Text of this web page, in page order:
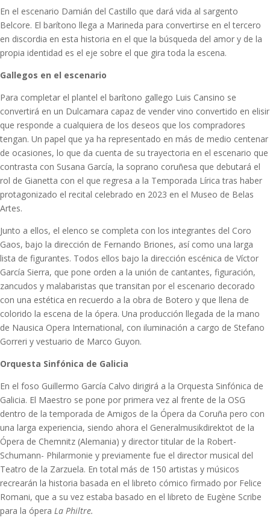
En el escenario Damián del Castillo que dará vida al sargento
Belcore. El barítono llega a Marineda para convertirse en el tercero
en discordia en esta historia en el que la búsqueda del amor y de la
propia identidad es el eje sobre el que gira toda la escena.
Gallegos en el escenario
Para completar el plantel el barítono gallego Luis Cansino se
convertirá en un Dulcamara capaz de vender vino convertido en elisir
que responde a cualquiera de los deseos que los compradores
tengan. Un papel que ya ha representado en más de medio centenar
de ocasiones, lo que da cuenta de su trayectoria en el escenario que
contrasta con Susana García, la soprano coruñesa que debutará el
rol de Gianetta con el que regresa a la Temporada Lírica tras haber
protagonizado el recital celebrado en 2023 en el Museo de Belas
Artes.
Junto a ellos, el elenco se completa con los integrantes del Coro
Gaos, bajo la dirección de Fernando Briones, así como una larga
lista de figurantes. Todos ellos bajo la dirección escénica de Víctor
García Sierra, que pone orden a la unión de cantantes, figuración,
zancudos y malabaristas que transitan por el escenario decorado
con una estética en recuerdo a la obra de Botero y que llena de
colorido la escena de la ópera. Una producción llegada de la mano
de Nausica Opera International, con iluminación a cargo de Stefano
Gorreri y vestuario de Marco Guyon.
Orquesta Sinfónica de Galicia
En el foso Guillermo García Calvo dirigirá a la Orquesta Sinfónica de
Galicia. El Maestro se pone por primera vez al frente de la OSG
dentro de la temporada de Amigos de la Ópera da Coruña pero con
una larga experiencia, siendo ahora el Generalmusikdirektot de la
Ópera de Chemnitz (Alemania) y director titular de la Robert-
Schumann- Philarmonie y previamente fue el director musical del
Teatro de la Zarzuela. En total más de 150 artistas y músicos
recrearán la historia basada en el libreto cómico firmado por Felice
Romani, que a su vez estaba basado en el libreto de Eugène Scribe
para la ópera La Philtre.